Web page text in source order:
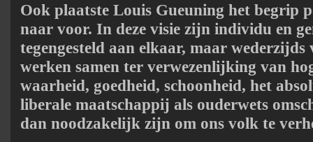
Ook plaatste Louis Gueuning het begrip
naar voor. In deze visie zijn individu en
tegengesteld aan elkaar, maar wederzijds
werken samen ter verwezenlijking van
waarheid, goedheid, schoonheid, het
liberale maatschappij als ouderwets
dan noodzakelijk zijn om ons volk te